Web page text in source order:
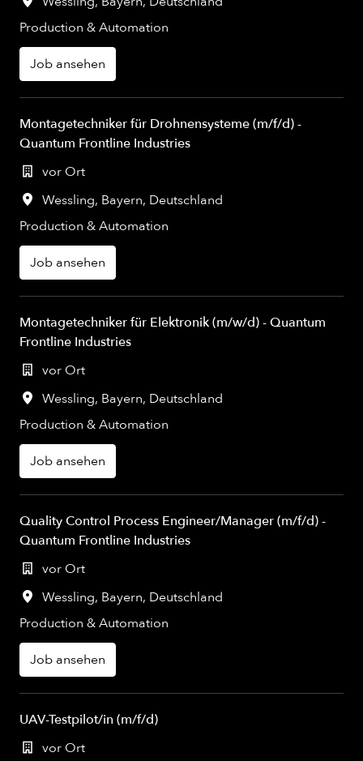
Production & Automation
Job ansehen
Montagetechniker für Drohnensysteme (m/f/d) -
Quantum Frontline Industries
vor Ort
Wessling, Bayern, Deutschland
Production & Automation
Job ansehen
Montagetechniker für Elektronik (m/w/d) - Quantum
Frontline Industries
vor Ort
Wessling, Bayern, Deutschland
Production & Automation
Job ansehen
Quality Control Process Engineer/Manager (m/f/d) -
Quantum Frontline Industries
vor Ort
Wessling, Bayern, Deutschland
Production & Automation
Job ansehen
UAV-Testpilot/in (m/f/d)
vor Ort